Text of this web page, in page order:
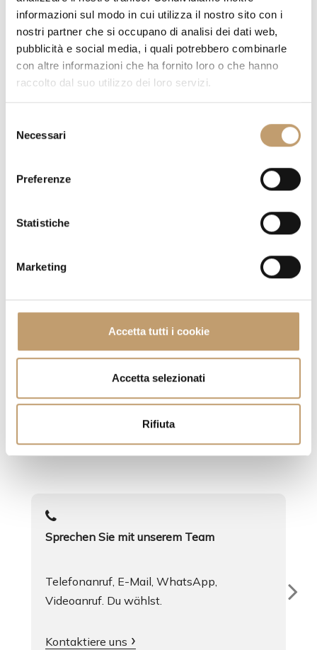
informazioni sul modo in cui utilizza il nostro sito con i
nostri partner che si occupano di analisi dei dati web,
pubblicità e social media, i quali potrebbero combinarle
con altre informazioni che ha fornito loro o che hanno
raccolto dal suo utilizzo dei loro servizi.
Necessari
Preferenze
Statistiche
Marketing
Accetta tutti i cookie
Accetta selezionati
Rifiuta
FORDERN SIE EIN ANGEBOT
HABEN SIE FRAGEN ZU DIESEM STÜCK? WIR BEANTWORTEN
FORDERN SIE INFORMATIONEN
Ein Service zu Ihren
Diensten
Egal was, wir sind immer da
Sprechen Sie mit unserem Team
Telefonanruf, E-Mail, WhatsApp,
Videoanruf. Du wählst.
Kontaktiere uns